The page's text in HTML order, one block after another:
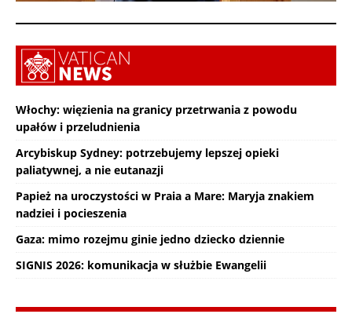
Włochy: więzienia na granicy przetrwania z powodu
upałów i przeludnienia
Arcybiskup Sydney: potrzebujemy lepszej opieki
paliatywnej, a nie eutanazji
Papież na uroczystości w Praia a Mare: Maryja znakiem
nadziei i pocieszenia
Gaza: mimo rozejmu ginie jedno dziecko dziennie
SIGNIS 2026: komunikacja w służbie Ewangelii